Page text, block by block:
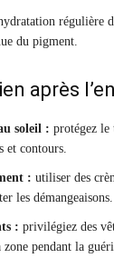
régulière
du pigment.
après
soleil : protégez le
et contours.
: utiliser des
les démangeaisons.
: privilégiez des
zone pendant la